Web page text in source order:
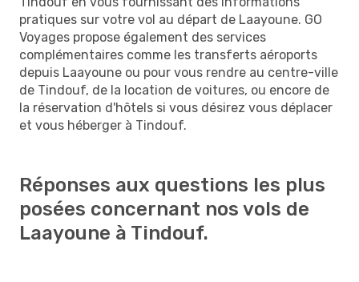
pratiques sur votre vol au départ de Laayoune. GO
Voyages propose également des services
complémentaires comme les transferts aéroports
depuis Laayoune ou pour vous rendre au centre-ville
de Tindouf, de la location de voitures, ou encore de
la réservation d'hôtels si vous désirez vous déplacer
et vous héberger à Tindouf.
Réponses aux questions les plus
posées concernant nos vols de
Laayoune à Tindouf.